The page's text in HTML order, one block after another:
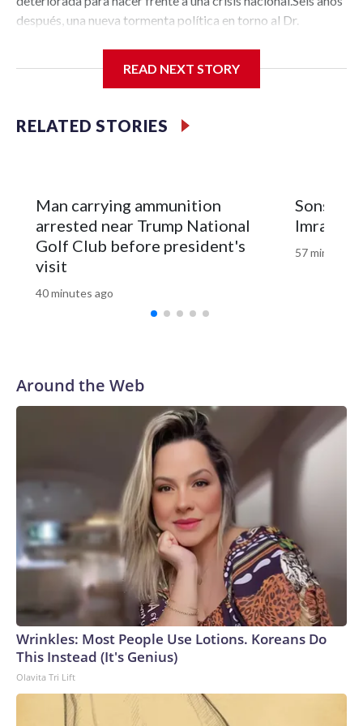
READ NEXT STORY
RELATED STORIES
Man carrying ammunition
arrested near Trump National
Golf Club before president's
visit
40 minutes ago
Sons of
Imran
57 minutes
Around the Web
Wrinkles: Most People Use Lotions. Koreans Do
This Instead (It's Genius)
Olavita Tri Lift